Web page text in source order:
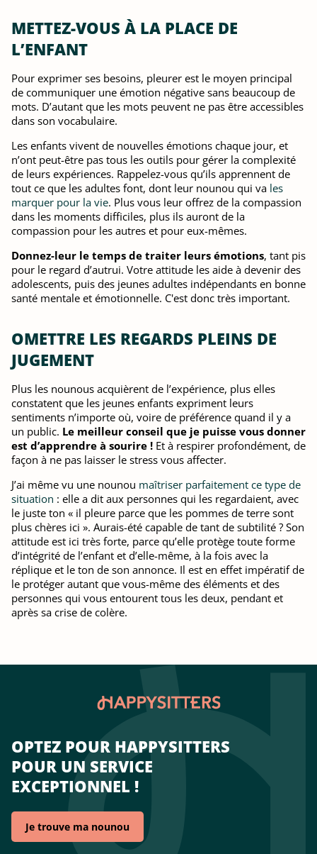
METTEZ-VOUS À LA PLACE DE
L’ENFANT
Pour exprimer ses besoins, pleurer est le moyen principal
de communiquer une émotion négative sans beaucoup de
mots. D’autant que les mots peuvent ne pas être accessibles
dans son vocabulaire.
Les enfants vivent de nouvelles émotions chaque jour, et
n’ont peut-être pas tous les outils pour gérer la complexité
de leurs expériences. Rappelez-vous qu’ils apprennent de
tout ce que les adultes font, dont leur nounou qui va les
marquer pour la vie. Plus vous leur offrez de la compassion
dans les moments difficiles, plus ils auront de la
compassion pour les autres et pour eux-mêmes.
Donnez-leur le temps de traiter leurs émotions, tant pis
pour le regard d’autrui. Votre attitude les aide à devenir des
adolescents, puis des jeunes adultes indépendants en bonne
santé mentale et émotionnelle. C'est donc très important.
OMETTRE LES REGARDS PLEINS DE
JUGEMENT
Plus les nounous acquièrent de l’expérience, plus elles
constatent que les jeunes enfants expriment leurs
sentiments n’importe où, voire de préférence quand il y a
un public. Le meilleur conseil que je puisse vous donner
est d’apprendre à sourire ! Et à respirer profondément, de
façon à ne pas laisser le stress vous affecter.
J’ai même vu une nounou maîtriser parfaitement ce type de
situation : elle a dit aux personnes qui les regardaient, avec
le juste ton « il pleure parce que les pommes de terre sont
plus chères ici ». Aurais-été capable de tant de subtilité ? Son
attitude est ici très forte, parce qu’elle protège toute forme
d’intégrité de l’enfant et d’elle-même, à la fois avec la
réplique et le ton de son annonce. Il est en effet impératif de
le protéger autant que vous-même des éléments et des
personnes qui vous entourent tous les deux, pendant et
après sa crise de colère.
OPTEZ POUR HAPPYSITTERS
POUR UN SERVICE
EXCEPTIONNEL !
Je trouve ma nounou